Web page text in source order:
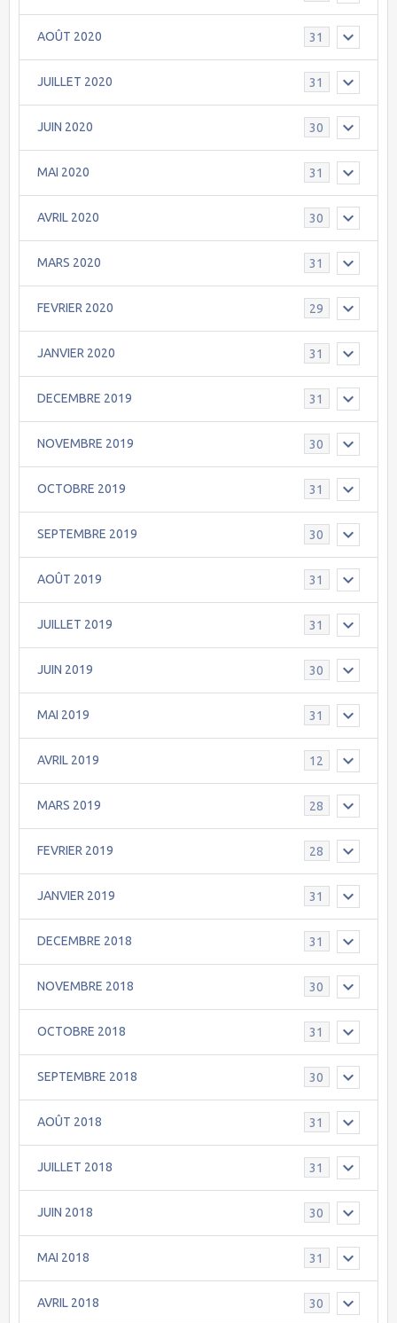
AOÛT 2020 31
JUILLET 2020 31
JUIN 2020 30
MAI 2020 31
AVRIL 2020 30
MARS 2020 31
FEVRIER 2020 29
JANVIER 2020 31
DECEMBRE 2019 31
NOVEMBRE 2019 30
OCTOBRE 2019 31
SEPTEMBRE 2019 30
AOÛT 2019 31
JUILLET 2019 31
JUIN 2019 30
MAI 2019 31
AVRIL 2019 12
MARS 2019 28
FEVRIER 2019 28
JANVIER 2019 31
DECEMBRE 2018 31
NOVEMBRE 2018 30
OCTOBRE 2018 31
SEPTEMBRE 2018 30
AOÛT 2018 31
JUILLET 2018 31
JUIN 2018 30
MAI 2018 31
AVRIL 2018 30